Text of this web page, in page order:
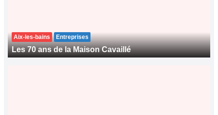
Aix-les-bains Entreprises
Les 70 ans de la Maison Cavaillé